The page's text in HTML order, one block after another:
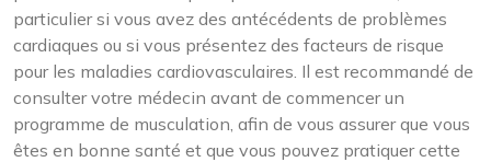
particulier si vous avez des antécédents de problèmes
cardiaques ou si vous présentez des facteurs de risque
pour les maladies cardiovasculaires. Il est recommandé de
consulter votre médecin avant de commencer un
programme de musculation, afin de vous assurer que vous
êtes en bonne santé et que vous pouvez pratiquer cette